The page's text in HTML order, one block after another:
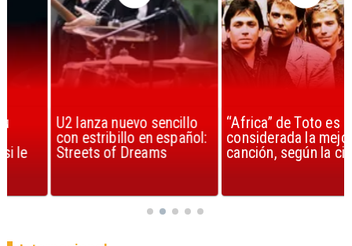
U2 lanza nuevo sencillo
con estribillo en español:
Streets of Dreams
“Africa” de Toto es
considerada la mejor
canción, según la ciencia